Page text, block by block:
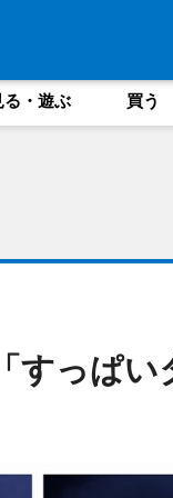
る・遊ぶ 買う
すっぱい